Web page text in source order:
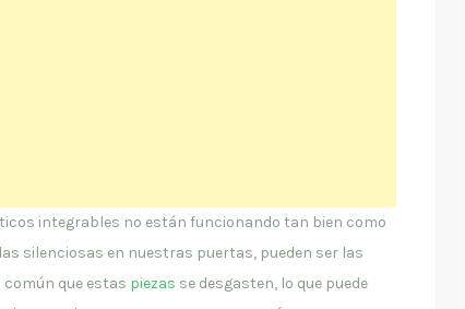
integrables no están funcionando tan bien como
silenciosas en nuestras puertas, pueden ser las
común que estas piezas se desgasten, lo que puede